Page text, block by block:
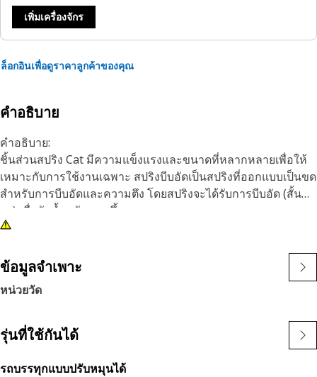
เพิ่มเครื่องจักร
ล็อกอินเพื่อดูราคาลูกค้าของคุณ
คำอธิบาย
คำอธิบาย:
ชิ้นส่วนสปริง Cat มีความแข็งแรงและขนาดที่หลากหลายเพื่อให้
เหมาะกับการใช้งานเฉพาะ สปริงบีบอัดเป็นสปริงที่ออกแบบเป็นขด
สำหรับการบีบอัดและความตึง โดยสปริงจะได้รับการบีบอัด (สั้น
ลง) เมื่อรับน้ำหนักมากขึ้น
ข้อมูลจำเพาะ
หน่วยวัด
รุ่นที่ใช้กันได้
รถบรรทุกแบบปรับหมุนได้